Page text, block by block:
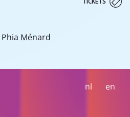
Ménard
nl en